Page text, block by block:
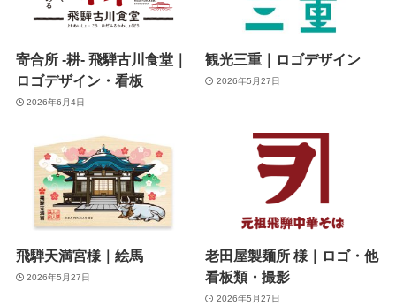
寄合所 -耕- 飛騨古川食堂｜
ロゴデザイン・看板
2026年6月4日
観光三重｜ロゴデザイン
2026年5月27日
飛騨天満宮様｜絵馬
2026年5月27日
老田屋製麺所 様｜ロゴ・他
看板類・撮影
2026年5月27日